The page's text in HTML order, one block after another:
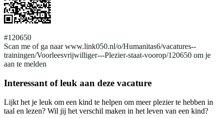
#120650
Scan me of ga naar www.link050.nl/o/Humanitas6/vacatures--
trainingen/Voorleesvrijwilliger---Plezier-staat-voorop/120650 om je
aan te melden
Interessant of leuk aan deze vacature
Lijkt het je leuk om een kind te helpen om meer plezier te hebben in
taal en lezen? Wil jij het verschil maken in het leven van een kind?